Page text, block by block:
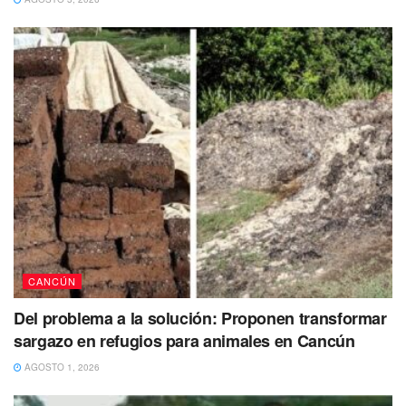
Un ‘distraido’ automovilista volcó en el bulevar Luis
Donaldo Colosio a la altura de la súper manzana 307 de la
ciudad de Cancún.
Por suerte en esta ocasión para el automovilista, logró salir
con vida llevándose solamente unos ratones y unos
cuantos golpes.
CANCÚN
Del problema a la solución: Proponen transformar
sargazo en refugios para animales en Cancún
AGOSTO 1, 2026